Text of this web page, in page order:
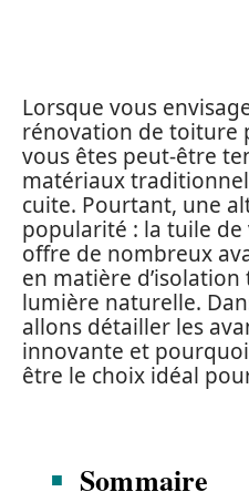
Lorsque vous
rénovation de toiture
vous êtes peut-être
matériaux
cuite. Pourtant, une
popularité : la tuile de
offre de nombreux
en matière
lumière naturelle.
allons détailler les
innovante et
être le choix idéal
Sommaire